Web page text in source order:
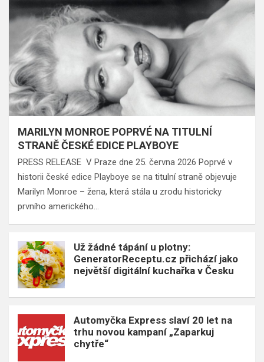
MARILYN MONROE POPRVÉ NA TITULNÍ
STRANĚ ČESKÉ EDICE PLAYBOYE
PRESS RELEASE V Praze dne 25. června 2026 Poprvé v
historii české edice Playboye se na titulní straně objevuje
Marilyn Monroe – žena, která stála u zrodu historicky
prvního amerického…
Už žádné tápání u plotny:
GeneratorReceptu.cz přichází jako
největší digitální kuchařka v Česku
Automyčka Express slaví 20 let na
trhu novou kampaní „Zaparkuj
chytře“